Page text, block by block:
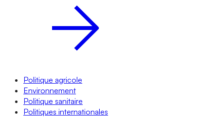
Politique agricole
Environnement
Politique sanitaire
Politiques internationales